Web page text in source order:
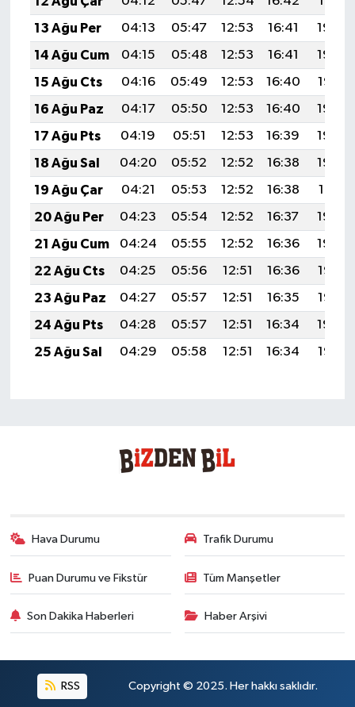
13 Ağu Per
04:13 05:47 12:53 16:41
19:49
14 Ağu Cum
04:15 05:48 12:53 16:41
19:48
15 Ağu Cts
04:16 05:49 12:53 16:40
19:47
16 Ağu Paz
04:17 05:50 12:53 16:40
19:45
17 Ağu Pts
04:19 05:51 12:53 16:39
19:44
18 Ağu Sal
04:20 05:52 12:52 16:38
19:43
19 Ağu Çar
04:21 05:53 12:52 16:38
19:41
20 Ağu Per
04:23 05:54 12:52 16:37
19:40
21 Ağu Cum
04:24 05:55 12:52 16:36
19:39
22 Ağu Cts
04:25 05:56 12:51 16:36
19:37
23 Ağu Paz
04:27 05:57 12:51 16:35
19:36
24 Ağu Pts
04:28 05:57 12:51 16:34
19:34
25 Ağu Sal
04:29 05:58 12:51 16:34 19:33
Hava Durumu Trafik Durumu
Puan Durumu ve Fikstür Tüm Manşetler
Son Dakika Haberleri Haber Arşivi
RSS Copyright © 2025. Her hakkı saklıdır.